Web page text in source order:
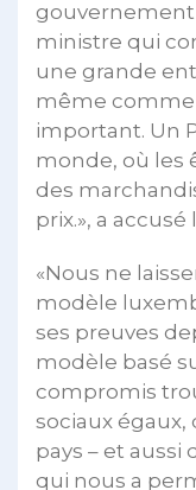
ministre qui
une grande
même comme
important. Un
monde, où les
des
prix.», a
«Nous ne
modèle
ses preuves
modèle basé
compromis
sociaux égaux,
pays – et aussi
qui nous a